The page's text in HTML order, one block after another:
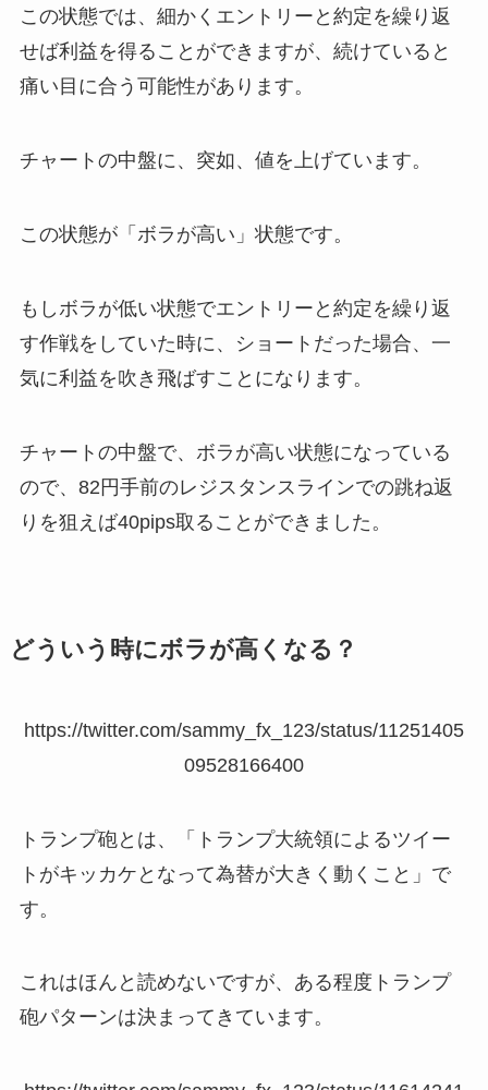
この状態では、細かくエントリーと約定を繰り返
せば利益を得ることができますが、続けていると
痛い目に合う可能性があります。
チャートの中盤に、突如、値を上げています。
この状態が「ボラが高い」状態です。
もしボラが低い状態でエントリーと約定を繰り返
す作戦をしていた時に、ショートだった場合、一
気に利益を吹き飛ばすことになります。
チャートの中盤で、ボラが高い状態になっている
ので、82円手前のレジスタンスラインでの跳ね返
りを狙えば40pips取ることができました。
どういう時にボラが高くなる？
https://twitter.com/sammy_fx_123/status/11251405
09528166400
トランプ砲とは、「トランプ大統領によるツイー
トがキッカケとなって為替が大きく動くこと」で
す。
これはほんと読めないですが、ある程度トランプ
砲パターンは決まってきています。